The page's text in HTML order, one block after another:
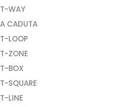
T-WAY
A CADUTA
T-LOOP
T-ZONE
T-BOX
T-SQUARE
T-LINE